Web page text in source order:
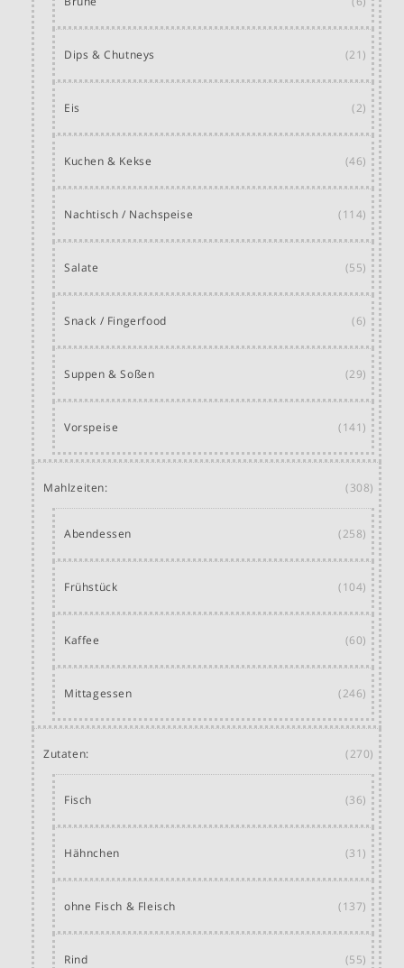
Dips & Chutneys (21)
Eis (2)
Kuchen & Kekse (46)
Nachtisch / Nachspeise (114)
Salate (55)
Snack / Fingerfood (6)
Suppen & Soßen (29)
Vorspeise (141)
Mahlzeiten: (308)
Abendessen (258)
Frühstück (104)
Kaffee (60)
Mittagessen (246)
Zutaten: (270)
Fisch (36)
Hähnchen (31)
ohne Fisch & Fleisch (137)
Rind (55)